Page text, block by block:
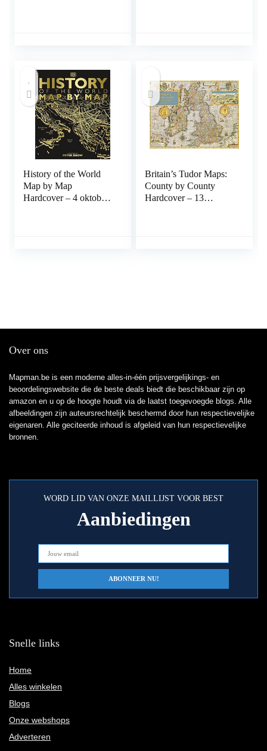
History of the World
Map by Map
Hardcover – 4 oktober
Britain’s Tudor Maps:
County by County
Hardcover – 13
Over ons
Mapman.be is een moderne alles-in-één prijsvergelijkings- en
beoordelingswebsite die de beste deals biedt die beschikbaar zijn op
amazon en u op de hoogte houdt via de laatst toegevoegde blogs. Alle
afbeeldingen zijn auteursrechtelijk beschermd door hun respectievelijke
eigenaren. Alle geciteerde inhoud is afgeleid van hun respectievelijke
bronnen.
WORD LID VAN ONZE MAILLIJST VOOR BEST
Aanbiedingen
Snelle links
Home
Alles winkelen
Blogs
Onze webshops
Adverteren